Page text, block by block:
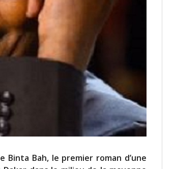
Binta Bah, le premier roman d’une